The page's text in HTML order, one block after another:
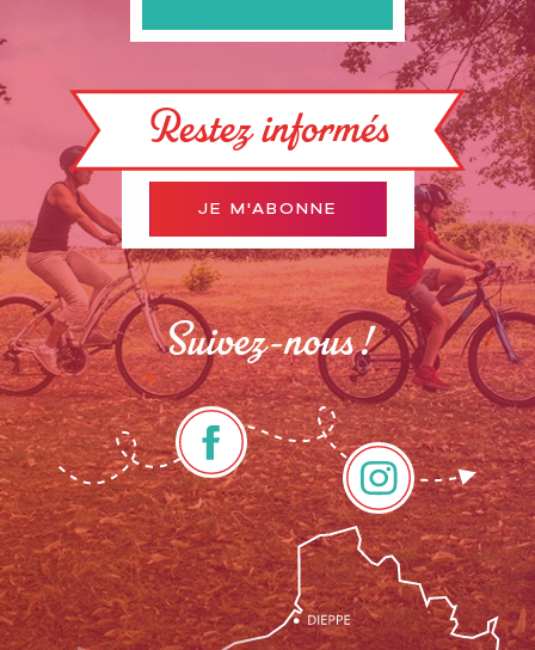
Description
Prestations
Tarifs
Ouvertures
Restez informés
JE M'ABONNE
Suivez-nous !